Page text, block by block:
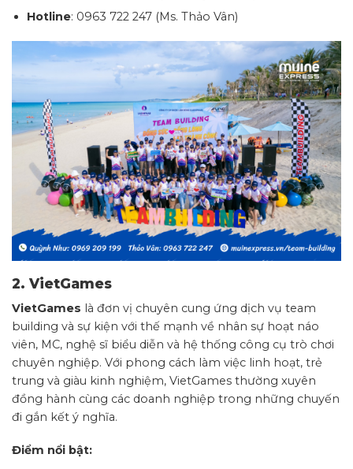
Hotline: 0963 722 247 (Ms. Thảo Vân)
2. VietGames
VietGames là đơn vị chuyên cung ứng dịch vụ team
building và sự kiện với thế mạnh về nhân sự hoạt náo
viên, MC, nghệ sĩ biểu diễn và hệ thống công cụ trò chơi
chuyên nghiệp. Với phong cách làm việc linh hoạt, trẻ
trung và giàu kinh nghiệm, VietGames thường xuyên
đồng hành cùng các doanh nghiệp trong những chuyến
đi gắn kết ý nghĩa.
Điểm nổi bật: